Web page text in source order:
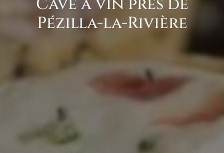
Cave à vin près de
Pézilla-la-Rivière